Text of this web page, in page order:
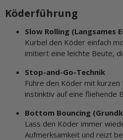
Köderführung
Slow Rolling (Langsames
Kurbel den Köder einfach
imitiert eine leichte Beute,
Stop-and-Go-Technik
Führe den Köder mit
instinktiv auf eine fliehende
Bottom Bouncing
Lass den Köder immer
Aufmerksamkeit und reizt